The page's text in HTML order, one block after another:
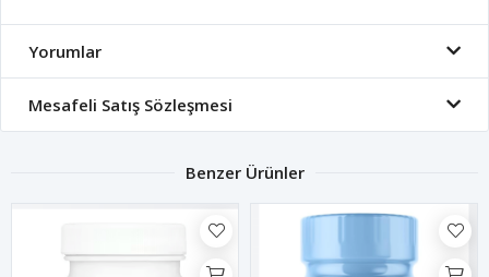
Yorumlar
Mesafeli Satış Sözleşmesi
Benzer Ürünler